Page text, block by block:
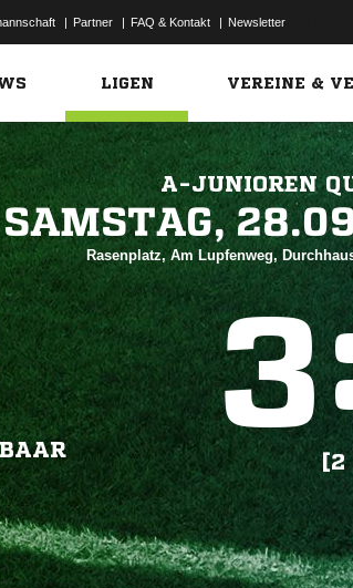
| Partner | FAQ & Kontakt | Newsletter
LIGEN VEREINE &
A-JUNIOREN

Rasenplatz, Am Lupfenweg,

[2